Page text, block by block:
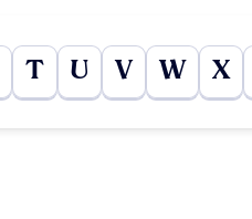
T U V W X